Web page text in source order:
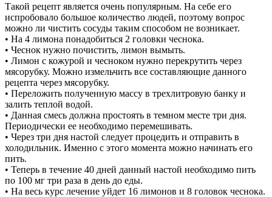
Такой рецепт является очень популярным. На себе его
испробовало большое количество людей, поэтому вопрос
можно ли чистить сосуды таким способом не возникает.
• На 4 лимона понадобиться 2 головки чеснока.
• Чеснок нужно почистить, лимон вымыть.
• Лимон с кожурой и чесноком нужно перекрутить через
мясорубку. Можно измельчить все составляющие данного
рецепта через мясорубку.
• Переложить полученную массу в трехлитровую банку и
залить теплой водой.
• Данная смесь должна простоять в темном месте три дня.
Периодически ее необходимо перемешивать.
• Через три дня настой следует процедить и отправить в
холодильник. Именно с этого момента можно начинать его
пить.
• Теперь в течение 40 дней данный настой необходимо пить
по 100 мг три раза в день до еды.
• На весь курс лечение уйдет 16 лимонов и 8 головок чеснока.